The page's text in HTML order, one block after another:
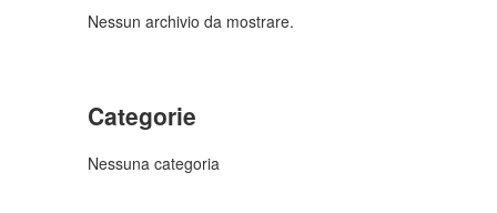
Nessun archivio da mostrare.
Categorie
Nessuna categoria